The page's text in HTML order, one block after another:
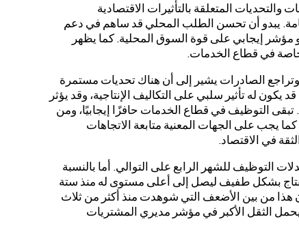
المتعلقة بالتأثيرات الاقتصادية
يبدو أن تحسن الطلب المحلي قد ساهم في دعم
إيجابي على قوة السوق المحلية. كما يظهر
في قطاع الخدمات.
الصادرات يشير إلى أن هناك تحديات مستمرة
يكون له تأثير سلبي على التكاليف الإنتاجية، وقد يؤثر
التوظيف في قطاع الخدمات حافزًا إيجابيًا، ومن
يجب على الجهات المعنية متابعة الاتجاهات
في الاقتصاد.
التوظيف للشهر الرابع على التوالي. أما بالنسبة
بشكل طفيف ليصل إلى أعلى مستوى له منذ ستة
هذا من بين الأضعف التي شوهدت منذ أكثر من ثلاث
الثقل الأكبر في مؤشر مديري المشتريات